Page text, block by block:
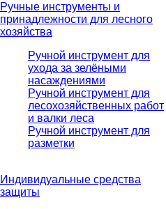
Ручные инструменты и
принадлежности для лесного
хозяйства
Ручной инструмент для
ухода за зелёными
насаждениями
Ручной инструмент для
лесохозяйственных работ
и валки леса
Ручной инструмент для
разметки
Индивидуальные средства
защиты